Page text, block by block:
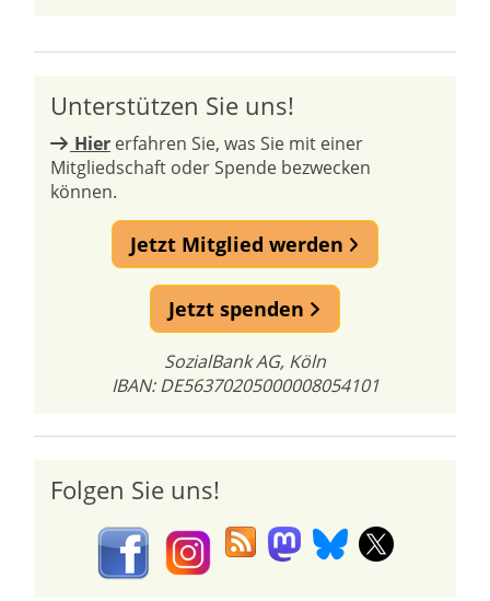
Unterstützen Sie uns!
Hier erfahren Sie, was Sie mit einer
Mitgliedschaft oder Spende bezwecken
können.
Jetzt Mitglied werden
Jetzt spenden
SozialBank AG, Köln
IBAN: DE56370205000008054101
Folgen Sie uns!